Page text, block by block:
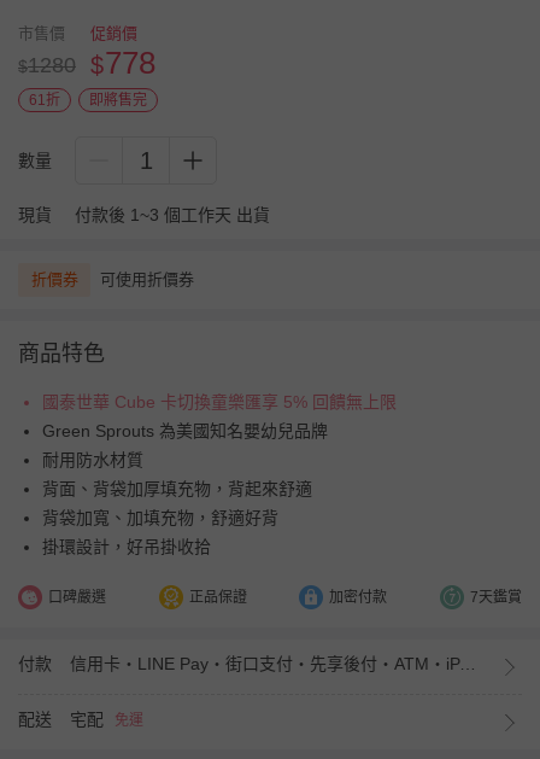
市售價
$1280
促銷價
$778
61折 即將售完
數量 1
現貨 付款後 1~3 個工作天 出貨
折價券 可使用折價券
商品特色
國泰世華 Cube 卡切換童樂匯享 5% 回饋無上限
Green Sprouts 為美國知名嬰幼兒品牌
耐用防水材質
背面、背袋加厚填充物，背起來舒適
背袋加寬、加填充物，舒適好背
掛環設計，好吊掛收拾
口碑嚴選 正品保證 加密付款 7天鑑賞
付款 信用卡・LINE Pay・街口支付・先享後付・ATM・iPASS MONEY
配送 宅配 免運